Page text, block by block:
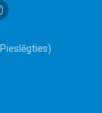
Pieslēgties)